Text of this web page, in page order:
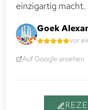
einzigartig
Goek
vor
Auf Google ansehen